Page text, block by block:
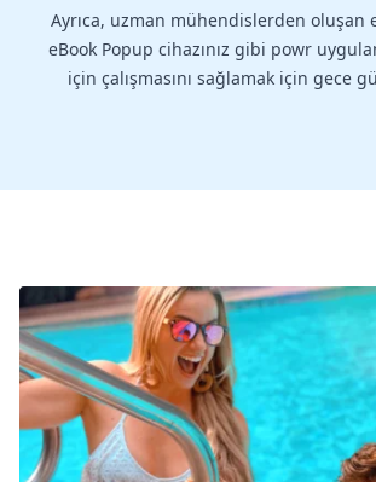
Ayrıca, uzman mühendislerden oluşan
eBook Popup cihazınız gibi powr
için çalışmasını sağlamak için gece